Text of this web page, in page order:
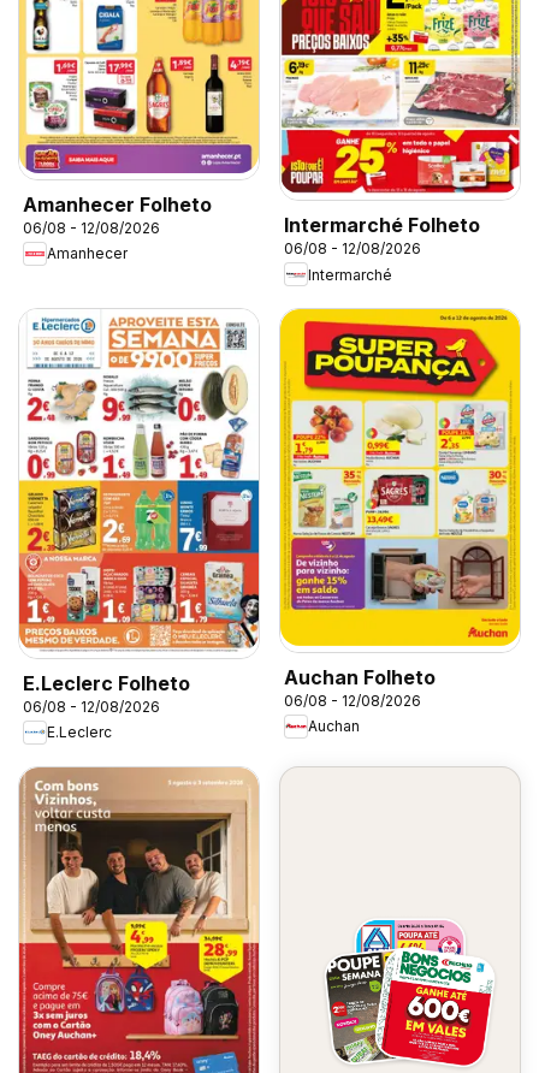
Amanhecer Folheto
06/08 - 12/08/2026
Amanhecer
Intermarché Folheto
06/08 - 12/08/2026
Intermarché
E.Leclerc Folheto
06/08 - 12/08/2026
E.Leclerc
Auchan Folheto
06/08 - 12/08/2026
Auchan